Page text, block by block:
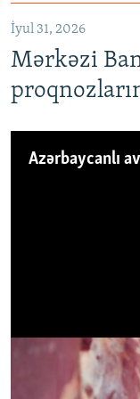
İyul 31, 2026
Mərkəzi